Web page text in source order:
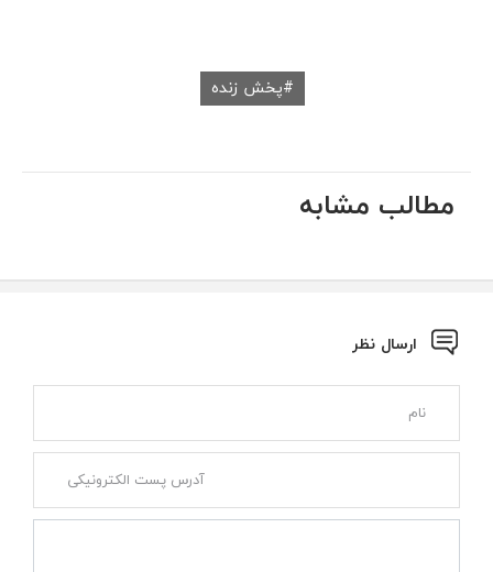
پخش زنده
مطالب مشابه
ارسال نظر